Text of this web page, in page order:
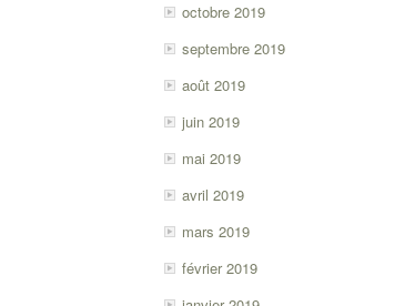
octobre 2019
septembre 2019
août 2019
juin 2019
mai 2019
avril 2019
mars 2019
février 2019